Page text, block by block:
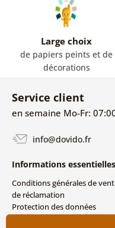
Large choix
de papiers peints et de
décorations
Service client
en semaine Mo-Fr:
info@dovido.fr
Informations essentielles
Conditions générales de
de réclamation
Protection des données